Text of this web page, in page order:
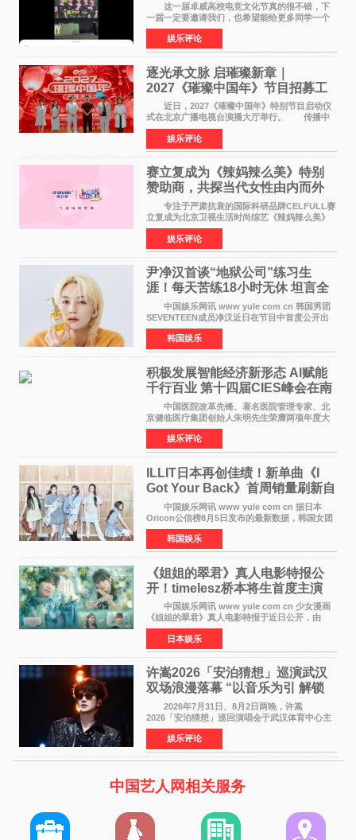
这一届卓威高校电竞文化节真的很不错，下
一届一定要邀请我们，也希望能给更多同学一个
来到现场的机会。 2026卓威高校电竞文化节
已经落下帷幕，在活动结束后，仍有不少高校电
竞社负责人和现
娱乐评论
逐光承文脉 启璀璨新章｜
2027《璀璨中国年》节目招募工
作圆满启动
近日，2027《璀璨中国年》特别节目启动仪
式在北京广播电视台演播大厅举行。 传播中
华优秀传统文化，弘扬纯正国风艺术，打造高规
格、高质感、正能量的文艺盛典，是璀璨中国年
矢志不渝的初心
娱乐评论
赛立复成为《辣妈辣么美》特别
赞助商，共探当代女性由内而外
活力美
专注于严肃抗衰的国际科研品牌CELFULL赛
立复成为北京卫视生活时尚综艺《辣妈辣么美》
的特别赞助商,明星辣妈袁咏仪倾情参与，向广大
都市女性传递健康生活新主张，寄语当代女性在
家庭与自我之间
娱乐评论
尹净汉首谈“地狱公司”练习生
涯！每天苦练18小时无休 坦言全
靠成员撑过来
中国娱乐网讯 www yule com cn 韩国男团
SEVENTEEN成员净汉近日在节目中首度公开出
道前的残酷练习生经历，并提及经纪公司Pledis
娱乐，引发广泛关注。 在8月2日播出的日本
TBS综艺节目《周
韩国娱乐
积极发展智能经济新形态 Al赋能
千行百业 第十四届CIES峰会在南
京盛大召开
中国医院改革先锋、著名医院管理专家、北
京健临医疗集团创始人朱明先生荣膺两项年度大
奖 2026年7月31日，盛夏金陵，长江之畔，
以重落地·真务实·强链接为主题的2026&lsquo;人
工智能+&rsquo
娱乐评论
ILLIT日本再创佳绩！新单曲《I
Got Your Back》首周销量刷新自
身纪录
中国娱乐网讯 www yule com cn 据日本
Oricon公信榜8月5日发布的最新数据，韩国女团
ILLIT在日本发行的第二张单曲《I Got Your
Back》首周销量达到71,009张，成功跻身最新一
期周单曲排行
韩国娱乐
《姐姐的翠君》真人电影特报公
开！timelesz桥本将生首度主演
12月4日上映
中国娱乐网讯 www yule com cn 少女漫画
《姐姐的翠君》真人电影特报于近日公开，由
timelesz成员桥本将生担任主演，这也是他首次
担任电影主演，引发高度关注。 女高中生咲
苗翠（中岛瑠菜
日本娱乐
许嵩2026「安泊猜想」巡演武汉
双场浪漫落幕 “以音乐为引 解锁
江城记忆”
2026年7月31日、8月2日两晚，许嵩
2026「安泊猜想」巡回演唱会于武汉体育中心主
体育场盛大开唱。许嵩与数万歌迷在此相聚，从
浪漫惬意的舞台设计到充满诚意与惊喜的现场互
动，共同开启了一场关于
娱乐评论
中国艺人网相关服务